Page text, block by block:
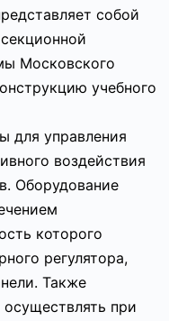
собой
Московского
учебного
для управления
воздействия
Оборудование
которого
регулятора,
Также
при